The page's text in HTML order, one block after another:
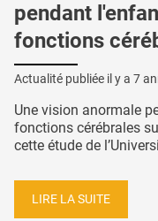
pendant
fonctions
Actualité publiée il y a 7
Une vision anormale
fonctions cérébrales
cette étude de
LIRE LA SUITE